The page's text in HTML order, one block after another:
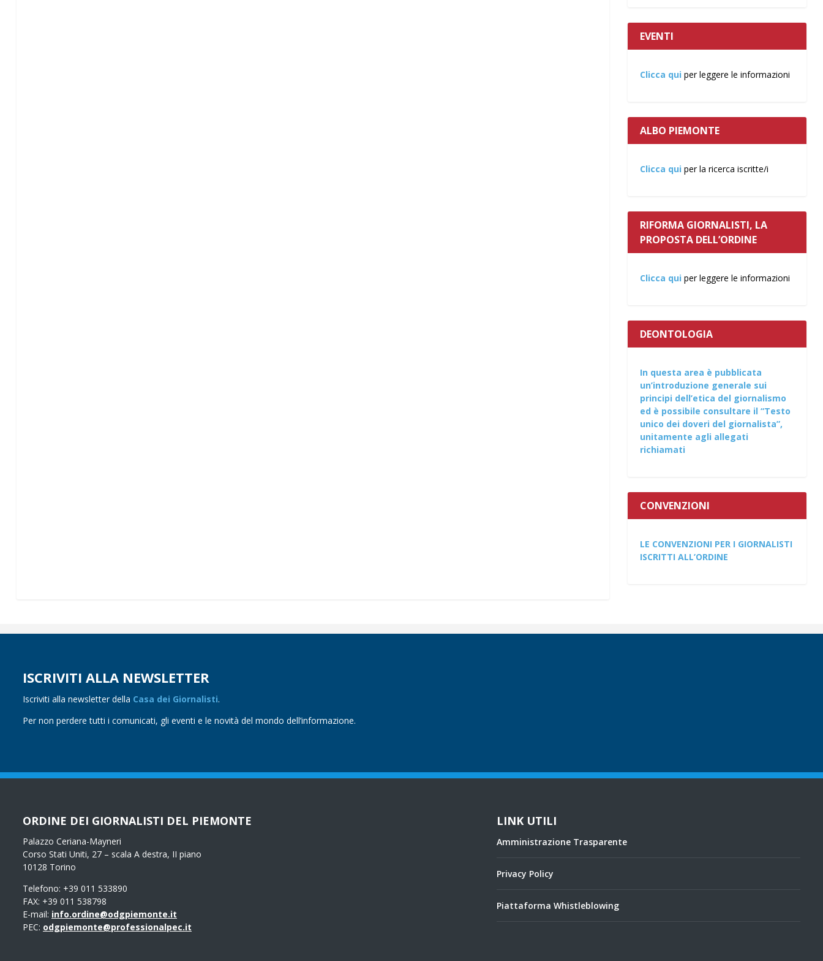
EVENTI
Clicca qui per leggere le informazioni
ALBO PIEMONTE
Clicca qui per la ricerca iscritte/i
RIFORMA GIORNALISTI, LA
PROPOSTA DELL’ORDINE
Clicca qui per leggere le informazioni
DEONTOLOGIA
In questa area è pubblicata
un’introduzione generale sui
principi dell’etica del giornalismo
ed è possibile consultare il “Testo
unico dei doveri del giornalista”,
unitamente agli allegati
richiamati
CONVENZIONI
LE CONVENZIONI PER I GIORNALISTI
ISCRITTI ALL’ORDINE
ISCRIVITI ALLA NEWSLETTER
Iscriviti alla newsletter della Casa dei Giornalisti.
Per non perdere tutti i comunicati, gli eventi e le novità del mondo dell’informazione.
ORDINE DEI GIORNALISTI DEL PIEMONTE
Palazzo Ceriana-Mayneri
Corso Stati Uniti, 27 – scala A destra, II piano
10128 Torino
Telefono: +39 011 533890
FAX: +39 011 538798
E-mail: info.ordine@odgpiemonte.it
PEC: odgpiemonte@professionalpec.it
LINK UTILI
Amministrazione Trasparente
Privacy Policy
Piattaforma Whistleblowing